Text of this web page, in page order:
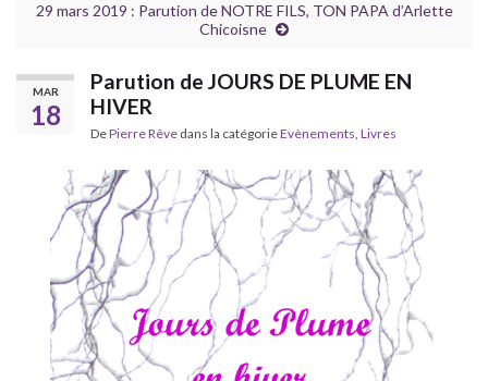
29 mars 2019 : Parution de NOTRE FILS, TON PAPA d’Arlette
Chicoisne
MAR
18
Parution de JOURS DE PLUME EN
HIVER
DePierre Rêve dans la catégorieEvènements, Livres